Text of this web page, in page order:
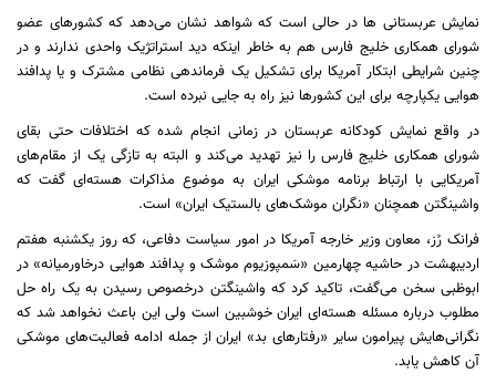
نمایش عربستانی ها در حالی است که شواهد نشان می‌دهد که کشور‌های عضو
شورای همکاری خلیج فارس هم به خاطر اینکه دید استراتژیک واحدی ندارند و در
چنین شرایطی ابتکار آمریکا برای تشکیل یک فرماندهی نظامی مشترک و یا پدافند
هوایی یکپارچه برای این کشور‌ها نیز راه به جایی نبرده است.
در واقع نمایش کودکانه عربستان در زمانی انجام شده که اختلافات حتی بقای
شورای همکاری خلیج فارس را نیز تهدید می‌کند و البته به تازگی یک از مقام‌های
آمریکایی با ارتباط برنامه موشکی ایران به موضوع مذاکرات هسته‌ای گفت که
واشينگتن همچنان «نگران موشک‌های بالستیک ایران» است.
فرانک رُز، معاون وزیر خارجه آمریکا در امور سیاست دفاعی، که روز یکشنبه هفتم
اردیبهشت در حاشیه چهارمین «سَمپوزیوم موشک و پدافند هوایی درخاورمیانه» در
ابوظبی سخن می‌گفت، تاکید کرد که واشينگتن درخصوص رسیدن به یک راه حل
مطلوب درباره مسئله هسته‌ای ایران خوشبین است ولی این باعث نخواهد شد که
نگرانی‌هایش پیرامون سایر «رفتارهای بد» ایران از جمله ادامه فعالیت‌های موشکی
آن کاهش یابد.